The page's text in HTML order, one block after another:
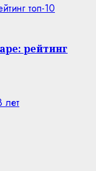
топ-10
рейтинг
лет